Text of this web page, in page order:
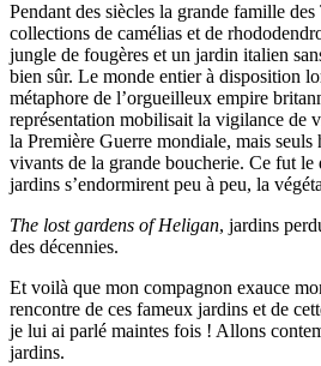
Pendant des siècles la grande famille
collections de camélias et de
jungle de fougères et un jardin italien
bien sûr. Le monde entier à disposition
métaphore de l’orgueilleux empire
représentation mobilisait la vigilance de
la Première Guerre mondiale, mais seuls
vivants de la grande boucherie. Ce fut le
jardins s’endormirent peu à peu, la
The lost gardens of Heligan, jardins
des décennies.
Et voilà que mon compagnon exauce
rencontre de ces fameux jardins et de
je lui ai parlé maintes fois ! Allons
jardins.